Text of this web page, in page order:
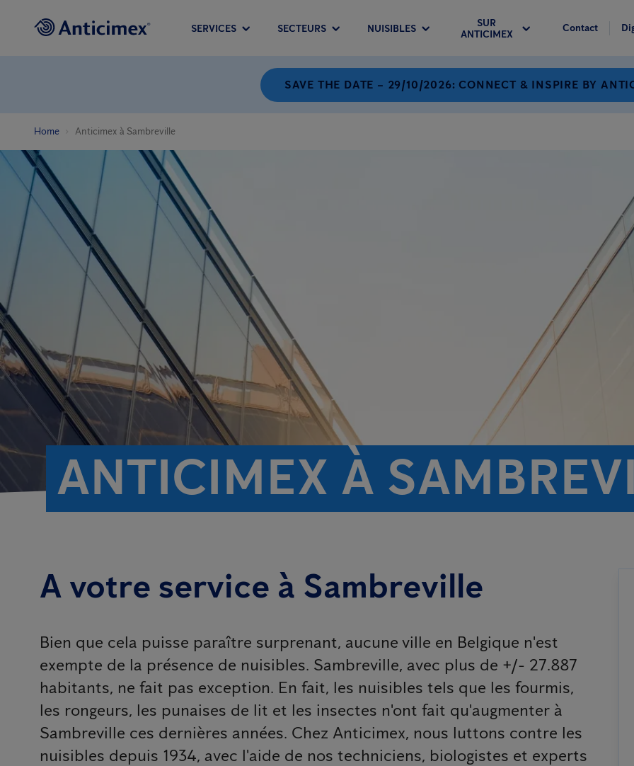
SERVICES SECTEURS NUISIBLES
SUR
ANTICIMEX
Contact
SAVE THE DATE – 29/10/2026: CONNECT & INSPIRE BY
Home Anticimex à Sambreville
ANTICIMEX À
A votre service à Sambreville
Bien que cela puisse paraître surprenant, aucune ville en Belgique n'est
exempte de la présence de nuisibles. Sambreville, avec plus de +/- 27.887
habitants, ne fait pas exception. En fait, les nuisibles tels que les fourmis,
les rongeurs, les punaises de lit et les insectes n'ont fait qu'augmenter à
Sambreville ces dernières années. Chez Anticimex, nous luttons contre les
nuisibles depuis 1934, avec l'aide de nos techniciens, biologistes et experts